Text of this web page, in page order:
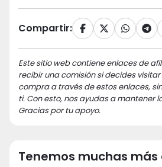
Compartir:
Este sitio web contiene enlaces de
recibir una comisión si decides
compra a través de estos enlaces,
ti. Con esto, nos ayudas a mantener
Gracias por tu apoyo.
Tenemos muchas